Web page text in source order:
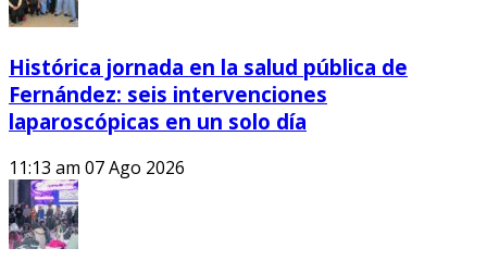
Histórica jornada en la salud pública de
Fernández: seis intervenciones
laparoscópicas en un solo día
11:13 am 07 Ago 2026